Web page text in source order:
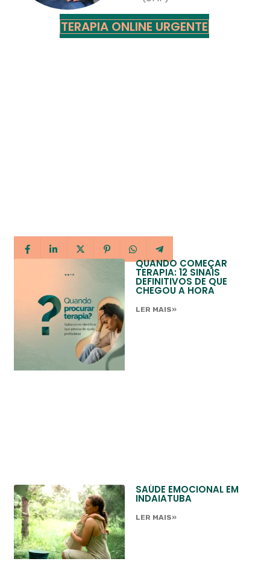
TERAPIA ONLINE URGENTE
QUANDO COMEÇAR
TERAPIA: 12 SINAIS
DEFINITIVOS DE QUE
CHEGOU A HORA
LER MAIS»
SAÚDE EMOCIONAL EM
INDAIATUBA
LER MAIS»